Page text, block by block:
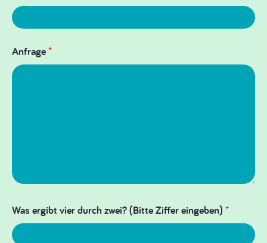
Anfrage*
Was ergibt vier durch zwei? (Bitte Ziffer eingeben) *